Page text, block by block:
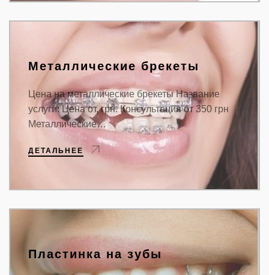
Металлические брекеты
Цена на металлические брекеты Название
услуги: Цена от, грн. Консультация от 350 грн
Металлические…
ДЕТАЛЬНЕЕ
Пластинка на зубы